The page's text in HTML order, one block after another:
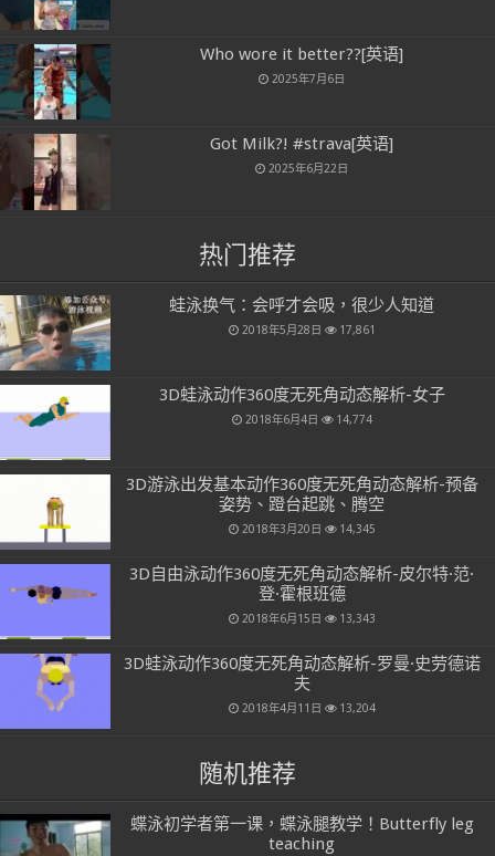
Who wore it better??[英语]
2025年7月6日
Got Milk?! #strava[英语]
2025年6月22日
热门推荐
蛙泳换气：会呼才会吸，很少人知道
2018年5月28日 17,861
3D蛙泳动作360度无死角动态解析-女子
2018年6月4日 14,774
3D游泳出发基本动作360度无死角动态解析-预备
姿势、蹬台起跳、腾空
2018年3月20日 14,345
3D自由泳动作360度无死角动态解析-皮尔特·范·
登·霍根班德
2018年6月15日 13,343
3D蛙泳动作360度无死角动态解析-罗曼·史劳德诺
夫
2018年4月11日 13,204
随机推荐
蝶泳初学者第一课，蝶泳腿教学！Butterfly leg
teaching